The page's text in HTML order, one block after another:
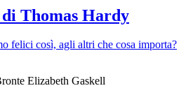
di Thomas Hardy
felici così, agli altri che cosa importa?